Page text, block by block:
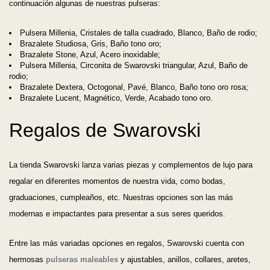
continuación algunas de nuestras pulseras:
Pulsera Millenia, Cristales de talla cuadrado, Blanco, Baño de rodio;
Brazalete Studiosa, Gris, Baño tono oro;
Brazalete Stone, Azul, Acero inoxidable;
Pulsera Millenia, Circonita de Swarovski triangular, Azul, Baño de
rodio;
Brazalete Dextera, Octogonal, Pavé, Blanco, Baño tono oro rosa;
Brazalete Lucent, Magnético, Verde, Acabado tono oro.
Regalos de Swarovski
La tienda Swarovski lanza varias piezas y complementos de lujo para
regalar en diferentes momentos de nuestra vida, como bodas,
graduaciones, cumpleaños, etc. Nuestras opciones son las más
modernas e impactantes para presentar a sus seres queridos.
Entre las más variadas opciones en regalos, Swarovski cuenta con
hermosas pulseras maleables y ajustables, anillos, collares, aretes,